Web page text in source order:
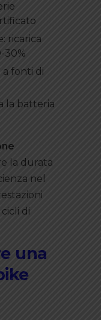
ricarica
30%
a fonti di
la batteria
la durata
nel
di
una